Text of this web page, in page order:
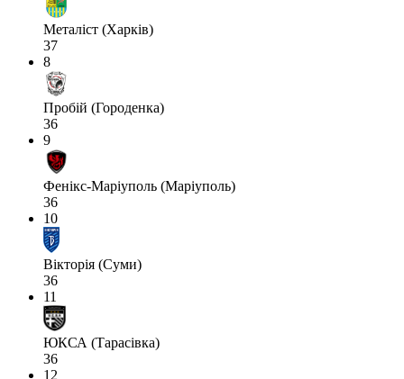
Металіст (Харків)
37
8
Пробій (Городенка)
36
9
Фенікс-Маріуполь (Маріуполь)
36
10
Вікторія (Суми)
36
11
ЮКСА (Тарасівка)
36
12